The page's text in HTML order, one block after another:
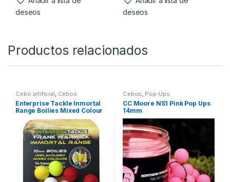
deseos
deseos
Productos relacionados
Cebo artificial, Cebos
Enterprise Tackle Inmortal
Range Boilies Mixed Colour
10mm
Cebos, Pop-Ups
CC Moore NS1 Pink Pop Ups
14mm